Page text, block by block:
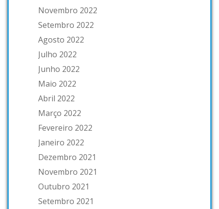
Novembro 2022
Setembro 2022
Agosto 2022
Julho 2022
Junho 2022
Maio 2022
Abril 2022
Março 2022
Fevereiro 2022
Janeiro 2022
Dezembro 2021
Novembro 2021
Outubro 2021
Setembro 2021